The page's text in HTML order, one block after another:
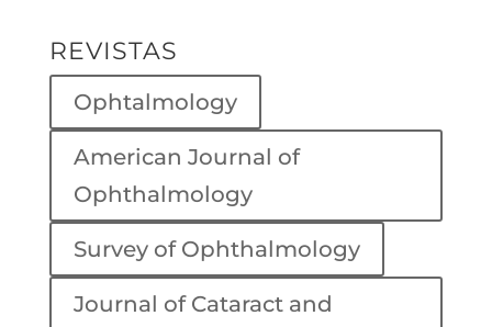
REVISTAS
Ophtalmology
American Journal of
Ophthalmology
Survey of Ophthalmology
Journal of Cataract and